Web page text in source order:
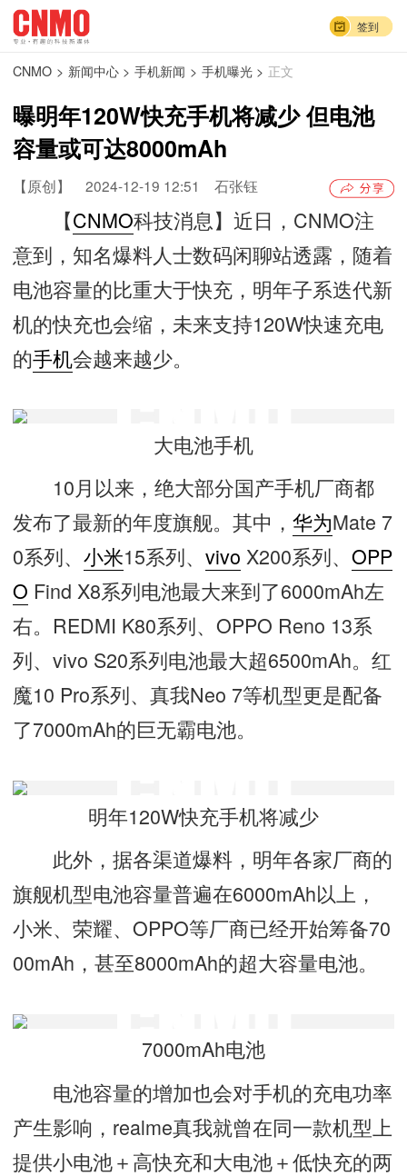
签到
CNMO > 新闻中心 > 手机新闻 > 手机曝光 > 正文
曝明年120W快充手机将减少 但电池
容量或可达8000mAh
【原创】 2024-12-19 12:51 石张钰
【CNMO科技消息】近日，CNMO注
意到，知名爆料人士数码闲聊站透露，随着
电池容量的比重大于快充，明年子系迭代新
机的快充也会缩，未来支持120W快速充电
的手机会越来越少。
大电池手机
10月以来，绝大部分国产手机厂商都
发布了最新的年度旗舰。其中，华为Mate 7
0系列、小米15系列、vivo X200系列、OPP
O Find X8系列电池最大来到了6000mAh左
右。REDMI K80系列、OPPO Reno 13系
列、vivo S20系列电池最大超6500mAh。红
魔10 Pro系列、真我Neo 7等机型更是配备
了7000mAh的巨无霸电池。
明年120W快充手机将减少
此外，据各渠道爆料，明年各家厂商的
旗舰机型电池容量普遍在6000mAh以上，
小米、荣耀、OPPO等厂商已经开始筹备70
00mAh，甚至8000mAh的超大容量电池。
7000mAh电池
电池容量的增加也会对手机的充电功率
产生影响，realme真我就曾在同一款机型上
提供小电池＋高快充和大电池＋低快充的两